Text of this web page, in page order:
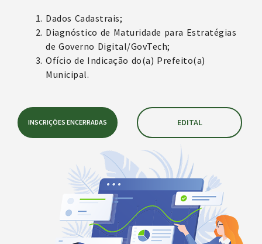
Dados Cadastrais;
Diagnóstico de Maturidade para Estratégias
de Governo Digital/GovTech;
Ofício de Indicação do(a) Prefeito(a)
Municipal.
INSCRIÇÕES ENCERRADAS EDITAL